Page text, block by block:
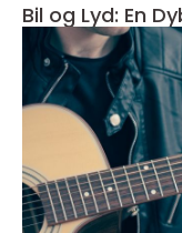
Bil og Lyd: En